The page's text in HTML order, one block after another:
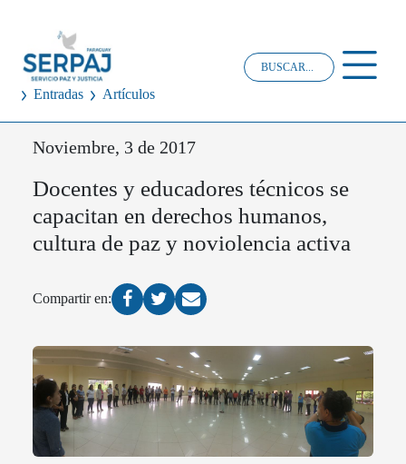
Entradas Artículos
Noviembre, 3 de 2017
Docentes y educadores técnicos se
capacitan en derechos humanos,
cultura de paz y noviolencia activa
Compartir en: